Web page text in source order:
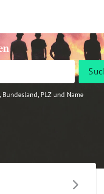
PLZ und Name